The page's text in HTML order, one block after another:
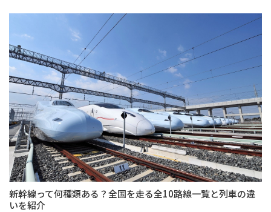
新幹線って何種類ある？全国を走る全10路線一覧と列車の違
いを紹介